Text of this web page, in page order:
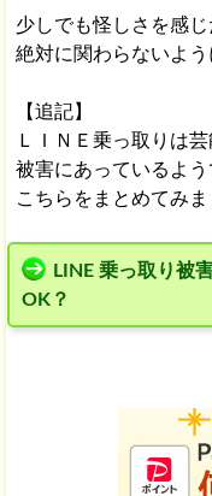
少しでも怪しさを感じ
絶対に関わらないよう
【追記】
ＬＩＮＥ乗っ取りは
被害にあっているよう
こちらをまとめてみま
LINE 乗っ取り被
OK？